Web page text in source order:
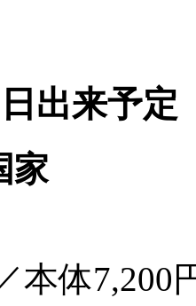
出来予定
家
本体7,200